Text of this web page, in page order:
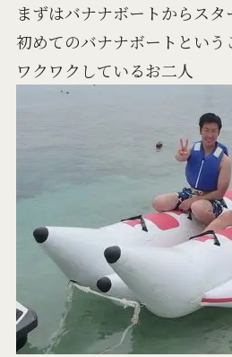
まずはバナナボートからスタ
初めてのバナナボートとい
ワクワクしているお二人